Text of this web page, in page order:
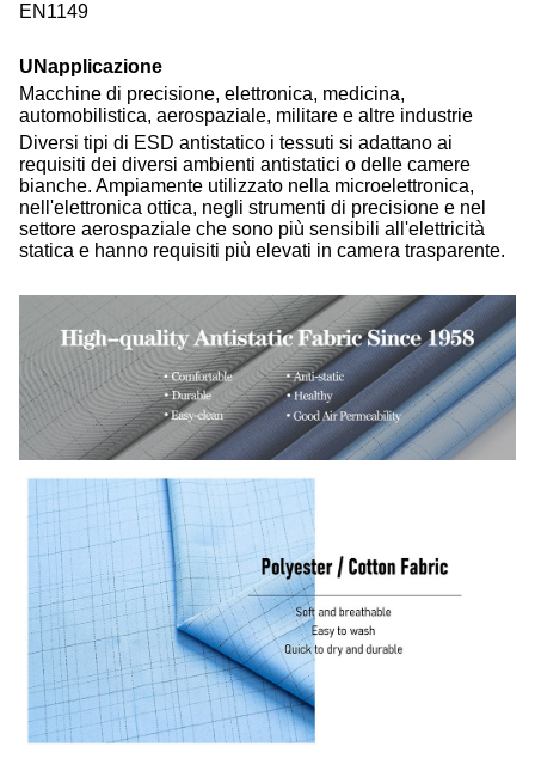
EN1149
UNapplicazione
Macchine di precisione, elettronica, medicina,
automobilistica, aerospaziale, militare e altre industrie
Diversi tipi di ESD antistatico i tessuti si adattano ai
requisiti dei diversi ambienti antistatici o delle camere
bianche. Ampiamente utilizzato nella microelettronica,
nell'elettronica ottica, negli strumenti di precisione e nel
settore aerospaziale che sono più sensibili all'elettricità
statica e hanno requisiti più elevati in camera trasparente.